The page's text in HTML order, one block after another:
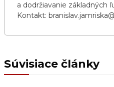
a dodržiavanie základných
Kontakt:
Súvisiace články